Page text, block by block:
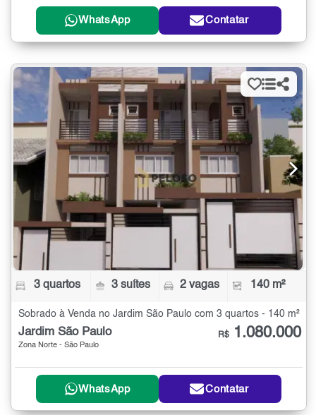
WhatsApp Contatar
3 quartos 3 suítes 2 vagas 140 m²
Sobrado à Venda no Jardim São Paulo com 3 quartos - 140 m²
Jardim São Paulo
Zona Norte - São Paulo
R$ 1.080.000
WhatsApp Contatar